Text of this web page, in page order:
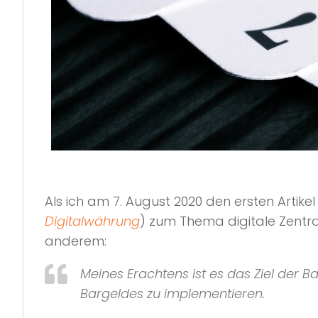
Als ich am 7. August 2020 den ersten
Digitalwährung) zum Thema digitale
anderem:
Meines Erachtens ist es das Ziel der
Bargeldes zu implementieren.